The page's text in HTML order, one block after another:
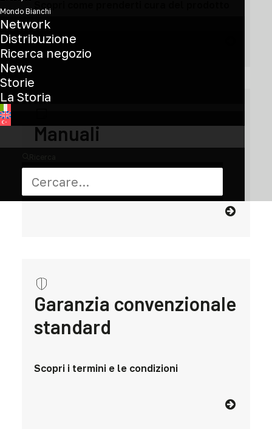
Mondo Bianchi
Network
Distribuzione
Ricerca negozio
News
Storie
La Storia
Manuali
Tutto ciò che devi sapere sulla tua bici
Garanzia convenzionale
standard
Scopri i termini e le condizioni